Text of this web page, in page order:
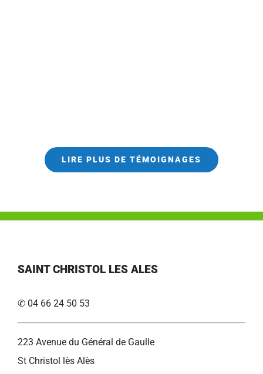
LIRE PLUS DE TÉMOIGNAGES
SAINT CHRISTOL LES ALES
✆ 04 66 24 50 53
223 Avenue du Général de Gaulle
St Christol lès Alès